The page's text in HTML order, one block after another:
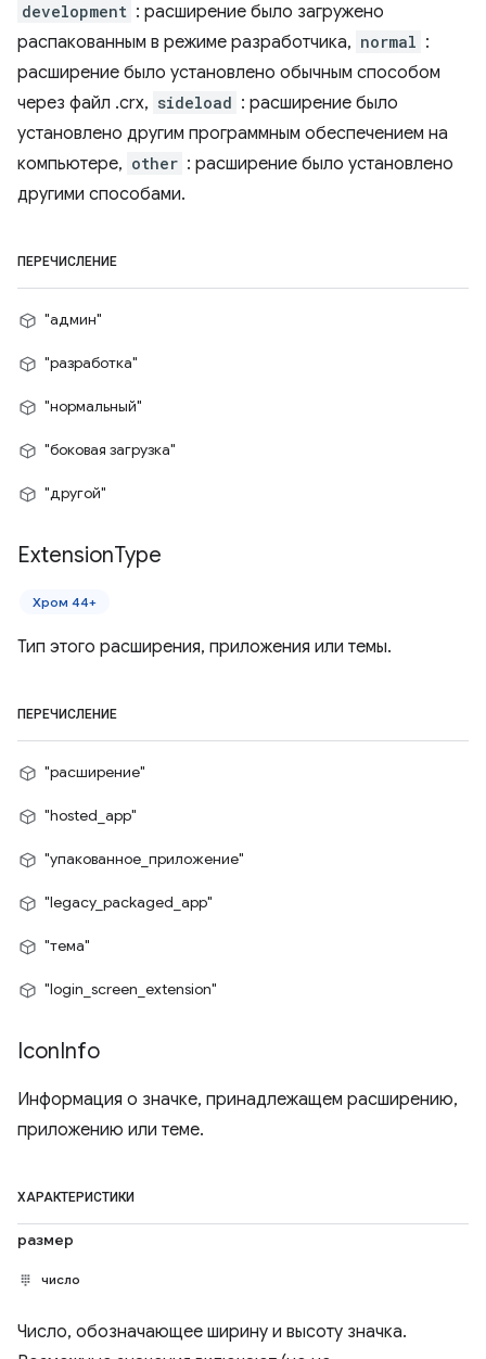
development : расширение было загружено
распакованным в режиме разработчика, normal :
расширение было установлено обычным способом
через файл .crx, sideload : расширение было
установлено другим программным обеспечением на
компьютере, other : расширение было установлено
другими способами.
ПЕРЕЧИСЛЕНИЕ
"админ"
"разработка"
"нормальный"
"боковая загрузка"
"другой"
ExtensionType
Хром 44+
Тип этого расширения, приложения или темы.
ПЕРЕЧИСЛЕНИЕ
"расширение"
"hosted_app"
"упакованное_приложение"
"legacy_packaged_app"
"тема"
"login_screen_extension"
IconInfo
Информация о значке, принадлежащем расширению,
приложению или теме.
ХАРАКТЕРИСТИКИ
размер
число
Число, обозначающее ширину и высоту значка.